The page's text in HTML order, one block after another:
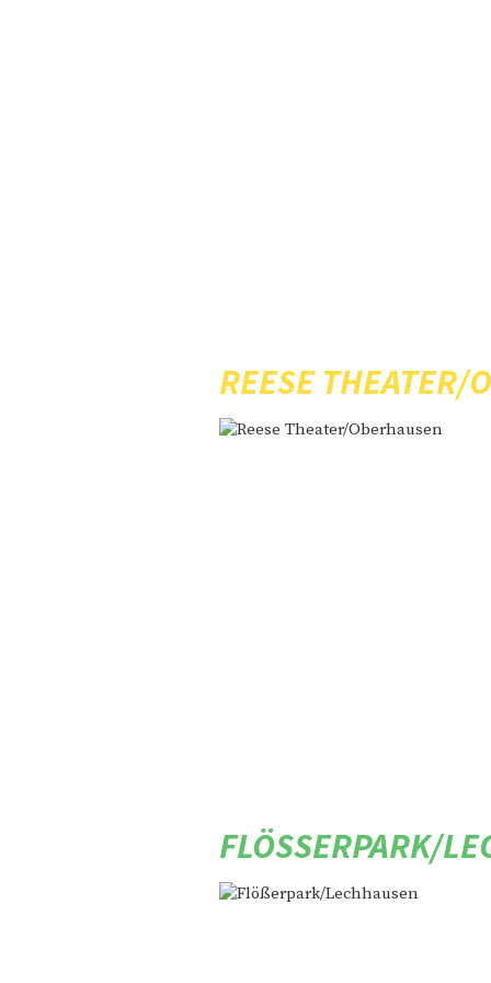
REESE THEATER/
FLÖSSERPARK/